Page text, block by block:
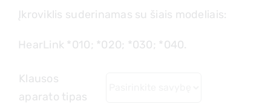
Įkroviklis suderinamas su šiais modeliais:
HearLink *010; *020; *030; *040.
Klausos
aparato tipas